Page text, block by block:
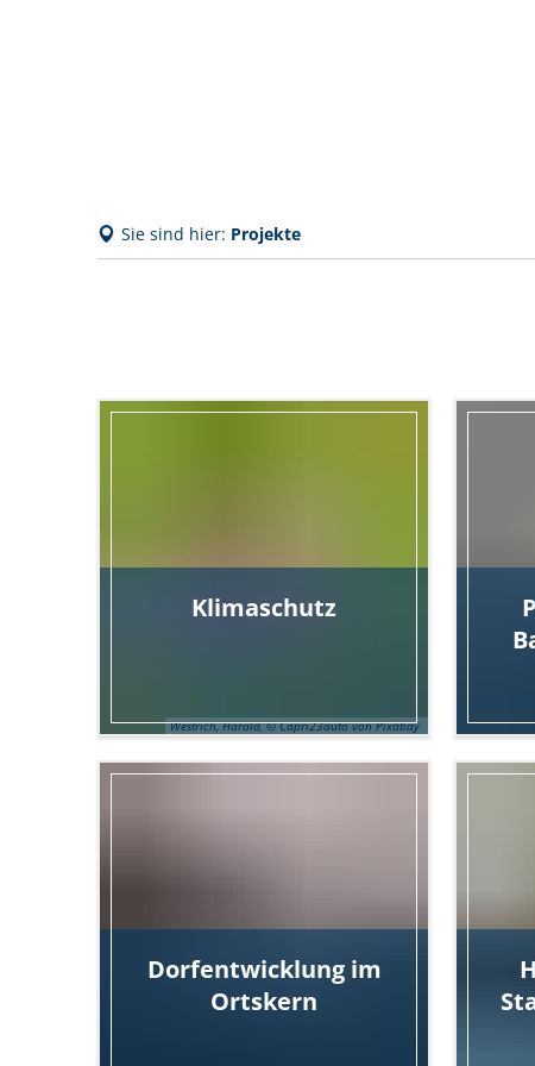
Sie sind hier: Projekte
Westrich, Harald, © Capri23auto von Pixabay
Klimaschutz
Dorfentwicklung im
Ortskern